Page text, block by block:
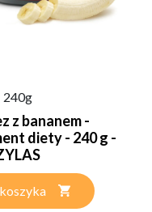
240g
z bananem -
diety - 240 g -